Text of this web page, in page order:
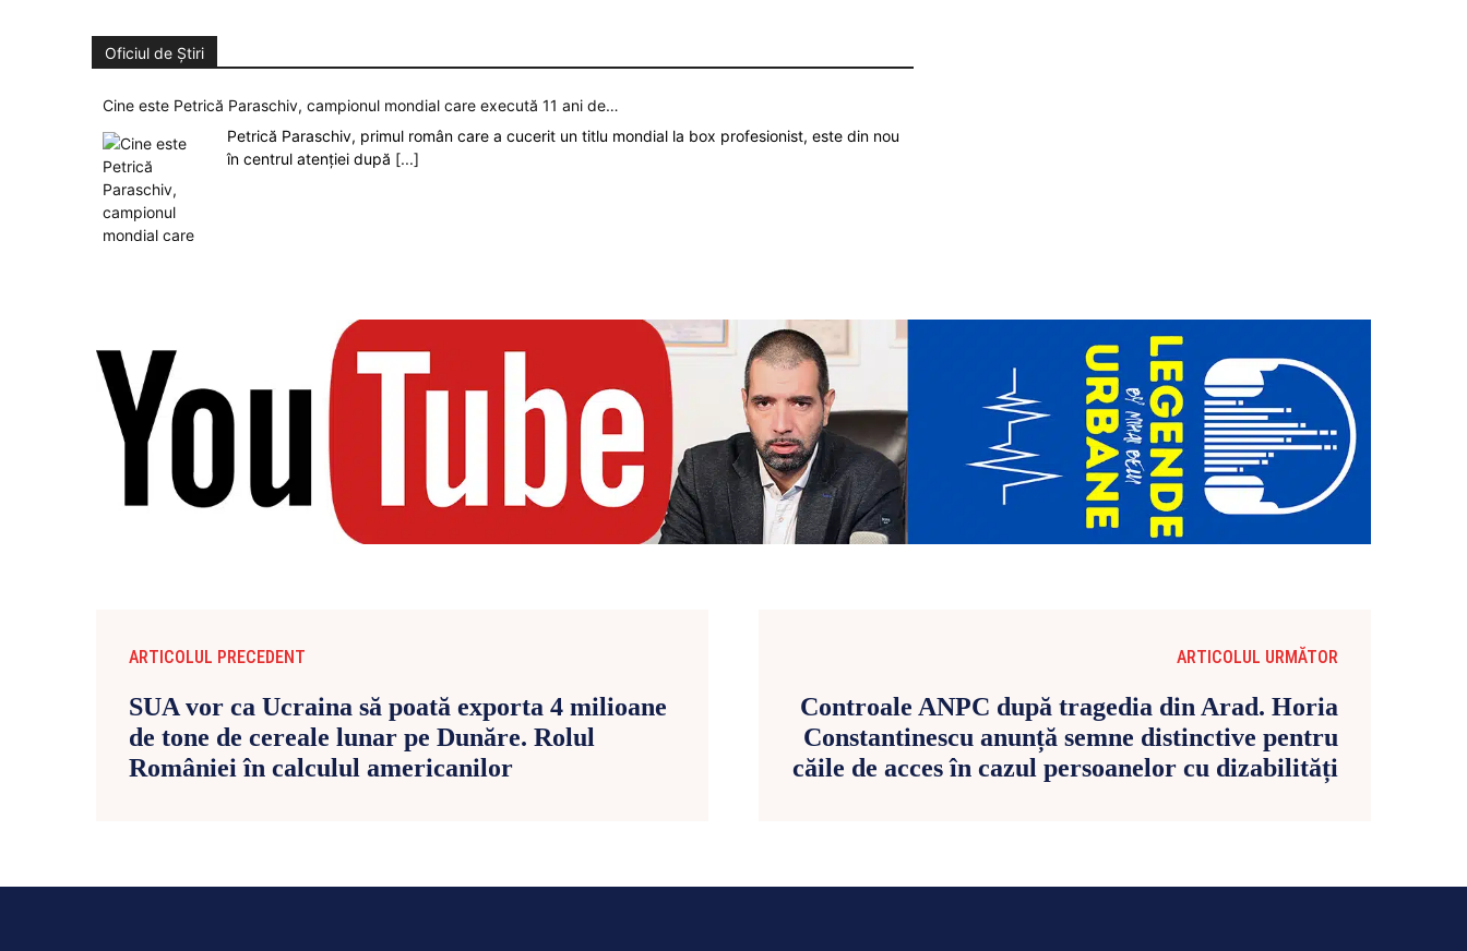
Oficiul de Știri
Cine este Petrică Paraschiv, campionul mondial care execută 11 ani de…
Petrică Paraschiv, primul român care a cucerit un titlu mondial la box profesionist, este din nou
în centrul atenției după [...]
ARTICOLUL PRECEDENT
SUA vor ca Ucraina să poată exporta 4 milioane
de tone de cereale lunar pe Dunăre. Rolul
României în calculul americanilor
ARTICOLUL URMĂTOR
Controale ANPC după tragedia din Arad. Horia
Constantinescu anunță semne distinctive pentru
căile de acces în cazul persoanelor cu dizabilități